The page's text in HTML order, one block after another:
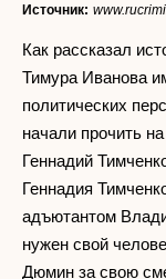
Источник:
Как рассказал
Тимура Иванова
политических
начали прочить
Геннадий
Геннадия
адъютантом
нужен свой
Дюмин за свою